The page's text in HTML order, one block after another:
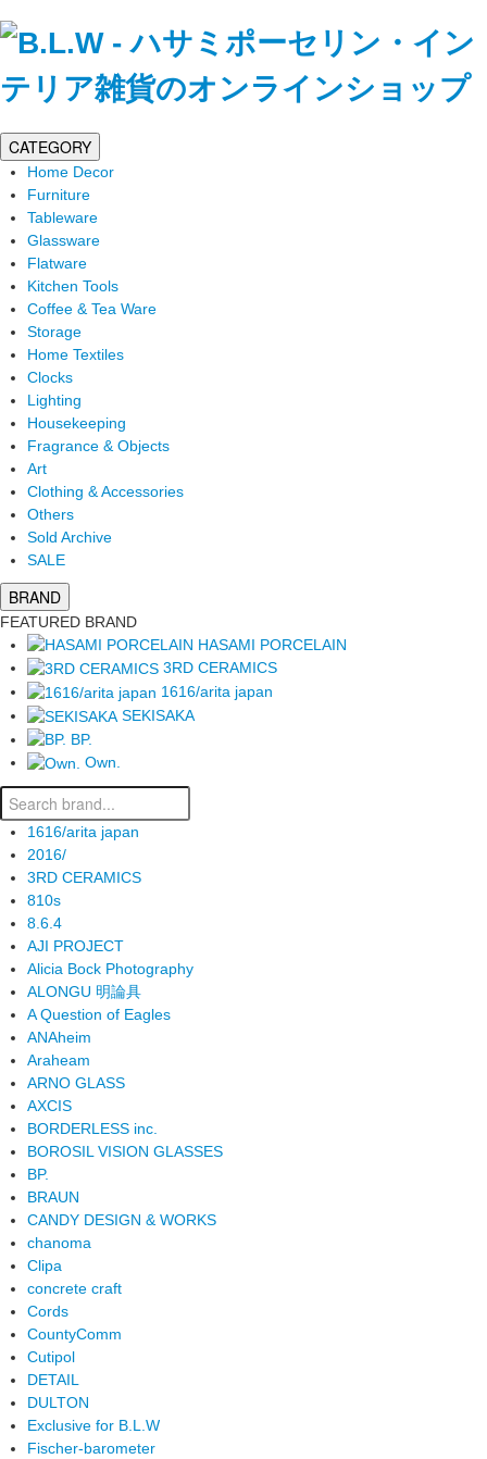
CATEGORY
Home Decor
Furniture
Tableware
Glassware
Flatware
Kitchen Tools
Coffee & Tea Ware
Storage
Home Textiles
Clocks
Lighting
Housekeeping
Fragrance & Objects
Art
Clothing & Accessories
Others
Sold Archive
SALE
BRAND
FEATURED BRAND
HASAMI PORCELAIN
3RD CERAMICS
1616/arita japan
SEKISAKA
BP.
Own.
1616/arita japan
2016/
3RD CERAMICS
810s
8.6.4
AJI PROJECT
Alicia Bock Photography
ALONGU 明論具
A Question of Eagles
ANAheim
Araheam
ARNO GLASS
AXCIS
BORDERLESS inc.
BOROSIL VISION GLASSES
BP.
BRAUN
CANDY DESIGN & WORKS
chanoma
Clipa
concrete craft
Cords
CountyComm
Cutipol
DETAIL
DULTON
Exclusive for B.L.W
Fischer-barometer